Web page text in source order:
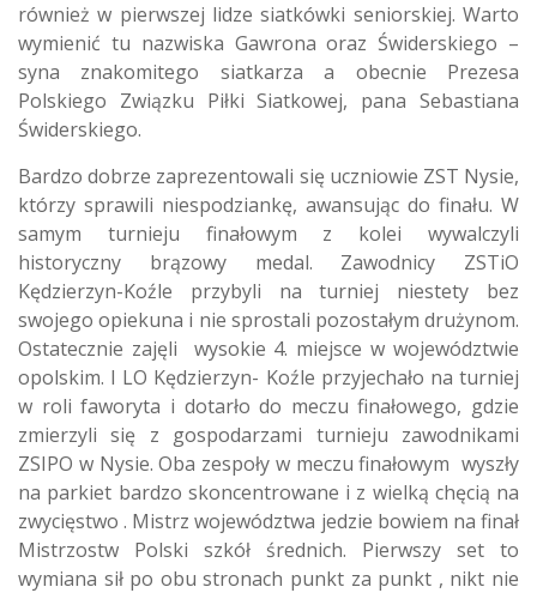
również w pierwszej lidze siatkówki seniorskiej. Warto
wymienić tu nazwiska Gawrona oraz Świderskiego –
syna znakomitego siatkarza a obecnie Prezesa
Polskiego Związku Piłki Siatkowej, pana Sebastiana
Świderskiego.
Bardzo dobrze zaprezentowali się uczniowie ZST Nysie,
którzy sprawili niespodziankę, awansując do finału. W
samym turnieju finałowym z kolei wywalczyli
historyczny brązowy medal. Zawodnicy ZSTiO
Kędzierzyn-Koźle przybyli na turniej niestety bez
swojego opiekuna i nie sprostali pozostałym drużynom.
Ostatecznie zajęli wysokie 4. miejsce w województwie
opolskim. I LO Kędzierzyn- Koźle przyjechało na turniej
w roli faworyta i dotarło do meczu finałowego, gdzie
zmierzyli się z gospodarzami turnieju zawodnikami
ZSIPO w Nysie. Oba zespoły w meczu finałowym wyszły
na parkiet bardzo skoncentrowane i z wielką chęcią na
zwycięstwo . Mistrz województwa jedzie bowiem na finał
Mistrzostw Polski szkół średnich. Pierwszy set to
wymiana sił po obu stronach punkt za punkt , nikt nie